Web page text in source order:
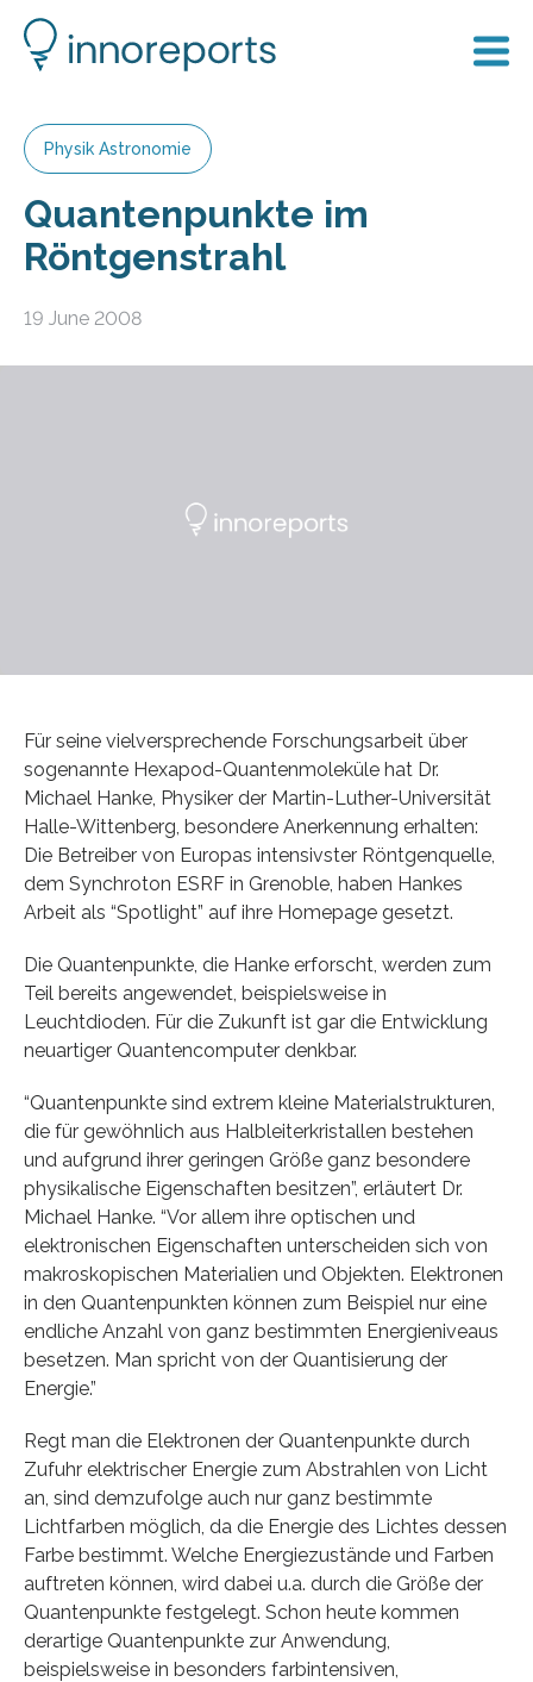
Physik Astronomie
Quantenpunkte im
Röntgenstrahl
19 June 2008
Für seine vielversprechende Forschungsarbeit über
sogenannte Hexapod-Quantenmoleküle hat Dr.
Michael Hanke, Physiker der Martin-Luther-Universität
Halle-Wittenberg, besondere Anerkennung erhalten:
Die Betreiber von Europas intensivster Röntgenquelle,
dem Synchroton ESRF in Grenoble, haben Hankes
Arbeit als “Spotlight” auf ihre Homepage gesetzt.
Die Quantenpunkte, die Hanke erforscht, werden zum
Teil bereits angewendet, beispielsweise in
Leuchtdioden. Für die Zukunft ist gar die Entwicklung
neuartiger Quantencomputer denkbar.
“Quantenpunkte sind extrem kleine Materialstrukturen,
die für gewöhnlich aus Halbleiterkristallen bestehen
und aufgrund ihrer geringen Größe ganz besondere
physikalische Eigenschaften besitzen”, erläutert Dr.
Michael Hanke. “Vor allem ihre optischen und
elektronischen Eigenschaften unterscheiden sich von
makroskopischen Materialien und Objekten. Elektronen
in den Quantenpunkten können zum Beispiel nur eine
endliche Anzahl von ganz bestimmten Energieniveaus
besetzen. Man spricht von der Quantisierung der
Energie.”
Regt man die Elektronen der Quantenpunkte durch
Zufuhr elektrischer Energie zum Abstrahlen von Licht
an, sind demzufolge auch nur ganz bestimmte
Lichtfarben möglich, da die Energie des Lichtes dessen
Farbe bestimmt. Welche Energiezustände und Farben
auftreten können, wird dabei u.a. durch die Größe der
Quantenpunkte festgelegt. Schon heute kommen
derartige Quantenpunkte zur Anwendung,
beispielsweise in besonders farbintensiven,